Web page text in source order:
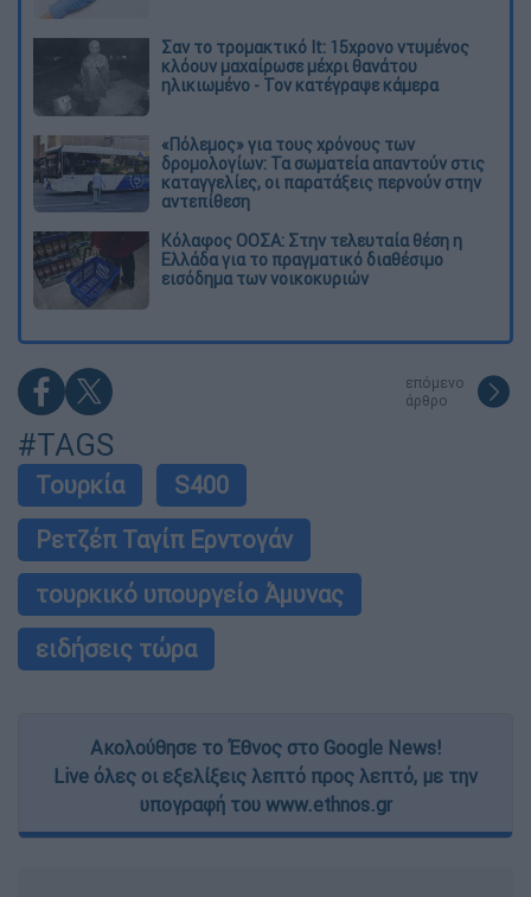
Σαν το τρομακτικό It: 15χρονο ντυμένος
κλόουν μαχαίρωσε μέχρι θανάτου
ηλικιωμένο - Τον κατέγραψε κάμερα
«Πόλεμος» για τους χρόνους των
δρομολογίων: Τα σωματεία απαντούν στις
καταγγελίες, οι παρατάξεις περνούν στην
αντεπίθεση
Κόλαφος ΟΟΣΑ: Στην τελευταία θέση η
Ελλάδα για το πραγματικό διαθέσιμο
εισόδημα των νοικοκυριών
επόμενο
άρθρο
#TAGS
Τουρκία
S400
Ρετζέπ Ταγίπ Ερντογάν
τουρκικό υπουργείο Άμυνας
ειδήσεις τώρα
Ακολούθησε το Έθνος στο Google News!
Live όλες οι εξελίξεις λεπτό προς λεπτό, με την
υπογραφή του www.ethnos.gr